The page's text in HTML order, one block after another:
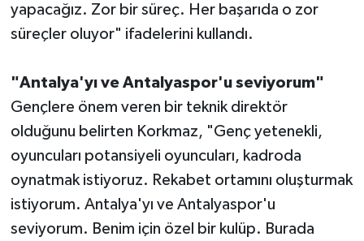
yapacağız. Zor bir süreç. Her başarıda o zor
süreçler oluyor" ifadelerini kullandı.
"Antalya'yı ve Antalyaspor'u seviyorum"
Gençlere önem veren bir teknik direktör
olduğunu belirten Korkmaz, "Genç yetenekli,
oyuncuları potansiyeli oyuncuları, kadroda
oynatmak istiyoruz. Rekabet ortamını oluşturmak
istiyorum. Antalya'yı ve Antalyaspor'u
seviyorum. Benim için özel bir kulüp. Burada